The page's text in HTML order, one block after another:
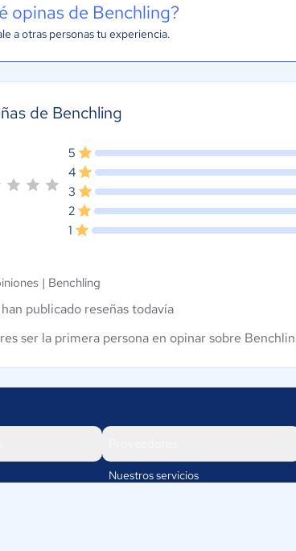
opinas de Benchling?
a otras personas tu experiencia.
de Benchling
5
4
3
2
1
| Benchling
publicado reseñas todavía
ser la primera persona en opinar sobre
Nuestros servicios